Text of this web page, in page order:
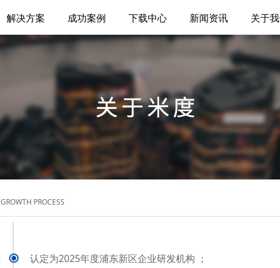
解决方案 成功案例 下载中心 新闻资讯 关于
GROWTH PROCESS
认定为2025年度浦东新区企业研发机构 ；